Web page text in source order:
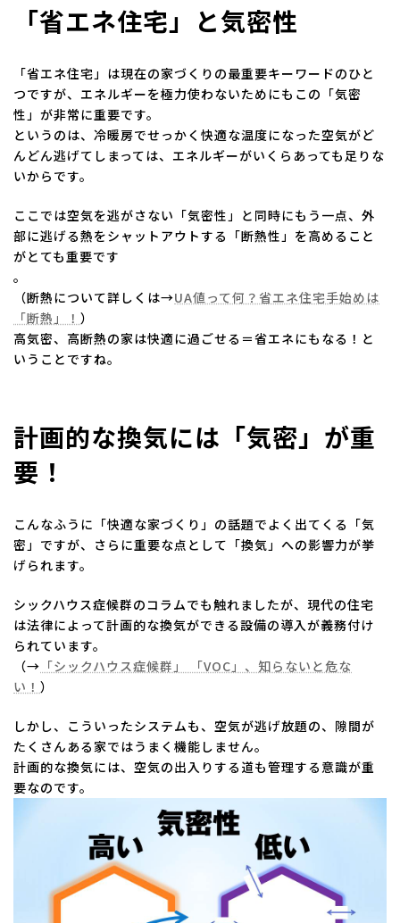
「省エネ住宅」と気密性
「省エネ住宅」は現在の家づくりの最重要キーワードのひと
つですが、エネルギーを極力使わないためにもこの「気密
性」が非常に重要です。
というのは、冷暖房でせっかく快適な温度になった空気がど
んどん逃げてしまっては、エネルギーがいくらあっても足りな
いからです。
ここでは空気を逃がさない「気密性」と同時にもう一点、外
部に逃げる熱をシャットアウトする「断熱性」を高めること
がとても重要です
。
（断熱について詳しくは→UA値って何？省エネ住宅手始めは
「断熱」！ ）
高気密、高断熱の家は快適に過ごせる＝省エネにもなる！と
いうことですね。
計画的な換気には「気密」が重
要！
こんなふうに「快適な家づくり」の話題でよく出てくる「気
密」ですが、さらに重要な点として「換気」への影響力が挙
げられます。
シックハウス症候群のコラムでも触れましたが、現代の住宅
は法律によって計画的な換気ができる設備の導入が義務付け
られています。
（→ 「シックハウス症候群」 「VOC」、知らないと危な
い！ ）
しかし、こういったシステムも、空気が逃げ放題の、隙間が
たくさんある家ではうまく機能しません。
計画的な換気には、空気の出入りする道も管理する意識が重
要なのです。